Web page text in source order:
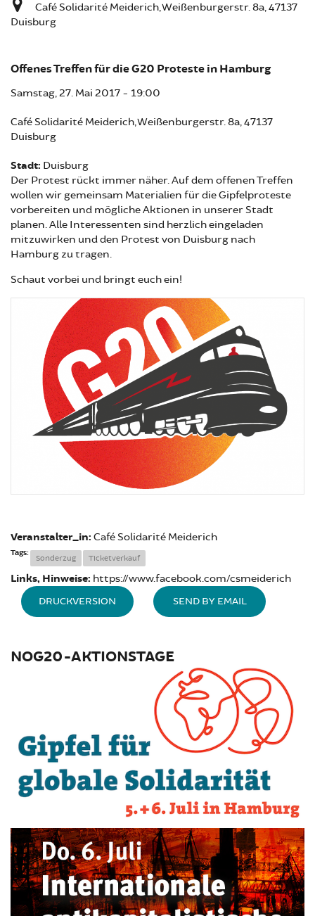
Café Solidarité Meiderich, Weißenburgerstr. 8a, 47137
Duisburg
Offenes Treffen für die G20 Proteste in Hamburg
Samstag, 27. Mai 2017 - 19:00
Café Solidarité Meiderich, Weißenburgerstr. 8a, 47137
Duisburg
Stadt: Duisburg
Der Protest rückt immer näher. Auf dem offenen Treffen
wollen wir gemeinsam Materialien für die Gipfelproteste
vorbereiten und mögliche Aktionen in unserer Stadt
planen. Alle Interessenten sind herzlich eingeladen
mitzuwirken und den Protest von Duisburg nach
Hamburg zu tragen.
Schaut vorbei und bringt euch ein!
Veranstalter_in: Café Solidarité Meiderich
Tags:
Sonderzug Ticketverkauf
Links, Hinweise: https://www.facebook.com/csmeiderich
DRUCKVERSION SEND BY EMAIL
NOG20-AKTIONSTAGE